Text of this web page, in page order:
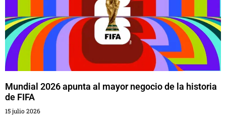
Mundial 2026 apunta al mayor negocio de la historia
de FIFA
15 julio 2026